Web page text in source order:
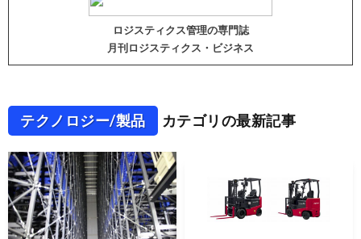
ロジスティクス管理の専門誌
月刊ロジスティクス・ビジネス
テクノロジー/製品 カテゴリの最新記事